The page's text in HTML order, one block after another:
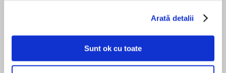
Arată detalii
Sunt ok cu toate
Rosalyn Landor